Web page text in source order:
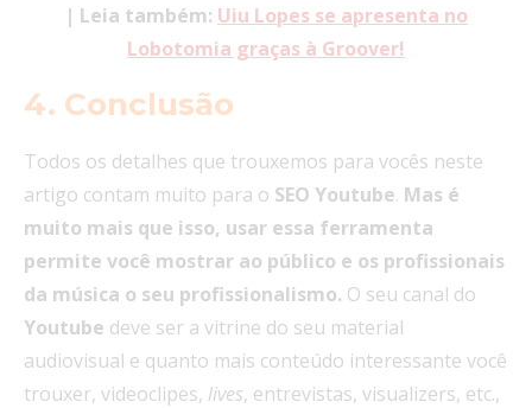
| Leia também: Uiu Lopes se apresenta no
Lobotomia graças à Groover!
4. Conclusão
Todos os detalhes que trouxemos para vocês neste
artigo contam muito para o SEO Youtube. Mas é
muito mais que isso, usar essa ferramenta
permite você mostrar ao público e os profissionais
da música o seu profissionalismo. O seu canal do
Youtube deve ser a vitrine do seu material
audiovisual e quanto mais conteúdo interessante você
trouxer, videoclipes, lives, entrevistas, visualizers, etc.,